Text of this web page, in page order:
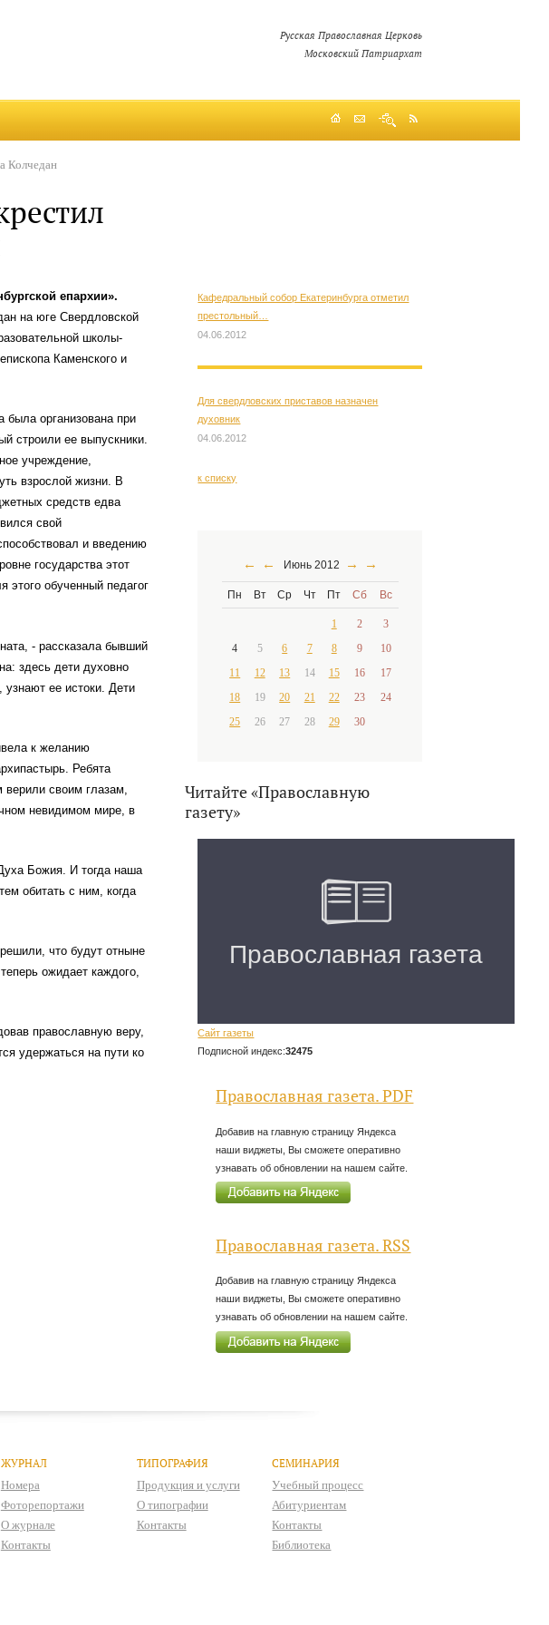
Русская Православная Церковь
Московский Патриархат
Колчедан
епархии».
на юге Свердловской
школы-
Каменского и
организована при
строили ее выпускники.
учреждение,
взрослой жизни. В
средств едва
свой
и введению
государства этот
этого обученный педагог
- рассказала бывший
здесь дети духовно
узнают ее истоки. Дети
к желанию
Ребята
своим глазам,
невидимом мире, в
Божия. И тогда наша
обитать с ним, когда
что будут отныне
ожидает каждого,
православную веру,
удержаться на пути ко
Кафедральный собор Екатеринбурга отметил
престольный…
04.06.2012
Для свердловских приставов назначен
духовник
04.06.2012
к списку
← ← Июнь 2012 → →
Пн Вт Ср Чт Пт Сб Вс
1 2
3
4
5 6 7 8 9
10
11
12 13 14 15 16
17
18
19 20 21 22 23
24
25
26 27 28 29 30
Читайте «Православную
газету»
Сайт газеты
Подписной индекс:32475
Православная газета. PDF
Добавив на главную страницу Яндекса
наши виджеты, Вы сможете оперативно
узнавать об обновлении на нашем сайте.
Православная газета. RSS
Добавив на главную страницу Яндекса
наши виджеты, Вы сможете оперативно
узнавать об обновлении на нашем сайте.
ЖУРНАЛ
Номера
Фоторепортажи
О журнале
Контакты
ТИПОГРАФИЯ
Продукция и услуги
О типографии
Контакты
СЕМИНАРИЯ
Учебный процесс
Абитуриентам
Контакты
Библиотека